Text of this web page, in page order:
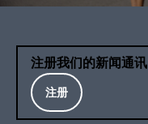
注册我们的新闻通讯
注册